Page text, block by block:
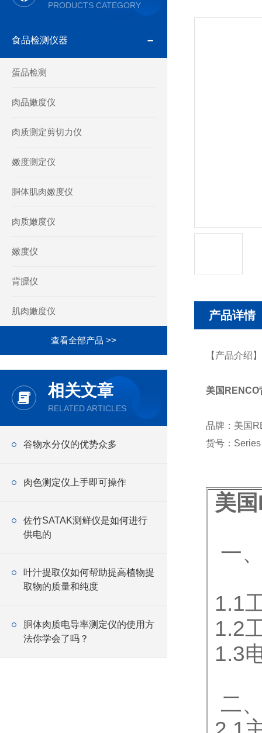
PRODUCTS CATEGORY
食品检测仪器
蛋品检测
肉品嫩度仪
肉质测定剪切力仪
嫩度测定仪
胴体肌肉嫩度仪
肉质嫩度仪
嫩度仪
背膘仪
肌肉嫩度仪
查看全部产品 >>
相关文章
RELATED ARTICLES
谷物水分仪的优势众多
肉色测定仪上手即可操作
佐竹SATAK测鲜仪是如何进行
供电的
叶汁提取仪如何帮助提高植物提
取物的质量和纯度
胴体肉质电导率测定仪的使用方
法你学会了吗？
产品详情
【产品介绍】
美国RENCO
品牌：美国
货号：
美
一
1.1
1.2
1.3
二